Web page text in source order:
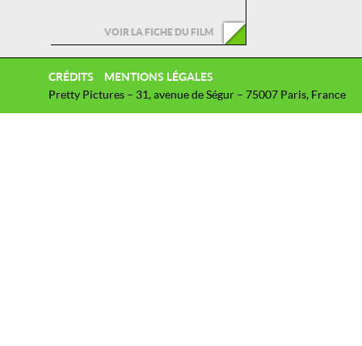
VOIR LA FICHE DU FILM
CRÉDITS
MENTIONS LÉGALES
Pretty Pictures – 31, avenue de Ségur – 75007 Paris, France